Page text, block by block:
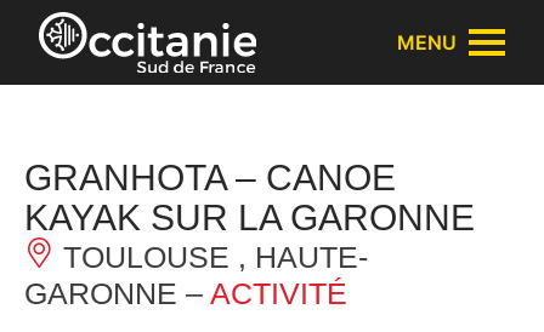
Panneau de gestion des cookies
MENU
GRANHOTA – CANOE
KAYAK SUR LA GARONNE
TOULOUSE , HAUTE-
GARONNE – ACTIVITÉ